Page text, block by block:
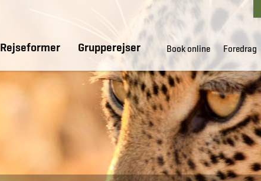
Rejseformer Grupperejser Book online Foredrag